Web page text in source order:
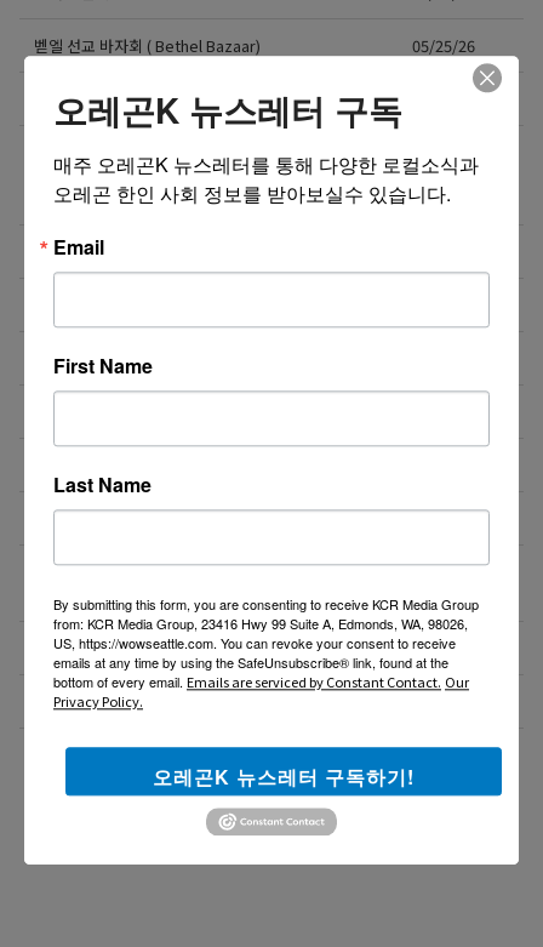
벧엘 선교 바자회 ( Bethel Bazaar) 05/25/26
T-Mobile 한인 공식 대리점
바풀, 일룸, 아람북스, 그레이트북스 등 한국 육아 용
품/전집, 유아 가구 공구하네요. 배송대행/구매대행도
가능!
03/23/26
좋은 맛, 건강, 가격, 무공해 태양초 고추가루!
무공해 태양초 고추가루 & 유기농식품
한국옷 가게 01/26/26
가정용 승압 변압기 (한국제품 미국에서 사용) – 중고
01/18/26
Caresys 마사지의자 판매합니다 12/29/25
Rotisol Self Heating Display (Grab and Go)
더보기 >>
오레곤K 뉴스레터 구독
매주 오레곤K 뉴스레터를 통해 다양한 로컬소식과
오레곤 한인 사회 정보를 받아보실수 있습니다.
Email
First Name
Last Name
By submitting this form, you are consenting to receive KCR Media Group
from: KCR Media Group, 23416 Hwy 99 Suite A, Edmonds, WA, 98026,
US, https://wowseattle.com. You can revoke your consent to receive
emails at any time by using the SafeUnsubscribe® link, found at the
bottom of every email. Emails are serviced by Constant Contact. Our
Privacy Policy.
오레곤K 뉴스레터 구독하기!